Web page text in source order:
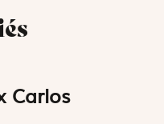
Carlos